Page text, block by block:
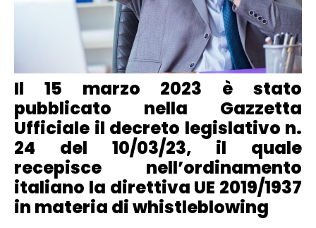
Il 15 marzo 2023 è stato
pubblicato nella Gazzetta
Ufficiale il decreto legislativo n.
24 del 10/03/23, il quale
recepisce nell’ordinamento
italiano la direttiva UE 2019/1937
in materia di whistleblowing